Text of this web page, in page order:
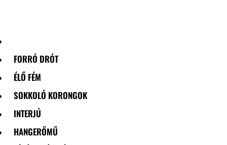
FORRÓ DRÓT
ÉLŐ FÉM
SOKKOLÓ KORONGOK
INTERJÚ
HANGERŐMŰ